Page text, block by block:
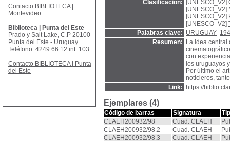
Clasificación:
[UNESCO_V2]
[UNESCO_V2]
[UNESCO_V2]
[UNESCO_V2]
Palabras clave: URUGUAY
Resumen:
La idea central
con
los uruguayos
Por último el
noticieros,
Link:
https://
Ejemplares (4)
Código de barras Signatura
CLAEH200932/98
Cuad. CLAEH
CLAEH200932/98.2
Cuad. CLAEH
CLAEH200932/98.3
Cuad. CLAEH
Contacto BIBLIOTECA |
Montevideo
Biblioteca | Punta del Este
Prado y Salt Lake, C.P 20100
Punta del Este - Uruguay
Teléfono: 4249 66 12 int. 103
Contacto BIBLIOTECA | Punta
del Este